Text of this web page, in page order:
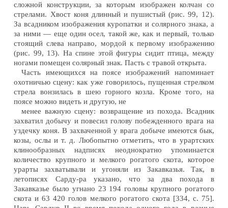
сложной конструкции, за которым изображен колчан со
стрелами. Хвост коня длинный и пушистый (рис. 99, 12).
За всадником изображения куропатки и солярного знака, а
за ними — еще один осел, такой же, как и первый, только
стоящий слева направо, мордой к первому изображению
(рис. 99, 13). На спине этой фигуры сидит птица, между
ногами помещен солярный знак. Пасть с травой открыта.
Часть имеющихся на поясе изображений напоминает
охотничью сцену: как уже говорилось, пущенная стрелком
стрела вонзилась в шею горного козла. Кроме того, на
поясе можно видеть и другую, не
менее важную сцену: возвращение из похода. Всадник
захватил добычу и повесил голову побежденного врага на
уздечку коня. В захваченной у врага добыче имеются бык,
козы, ослы и т. д. Любопытно отметить, что в урартских
клинообразных надписях неоднократно упоминается
количество крупного и мелкого рогатого скота, которое
урарты захватывали и угоняли из Закавказья. Так, в
летописях Сарду-ра указано, что за два похода в
Закавказье было угнано 23 194 головы крупного рогатого
скота и 63 420 голов мелкого рогатого скота [334, с. 75].